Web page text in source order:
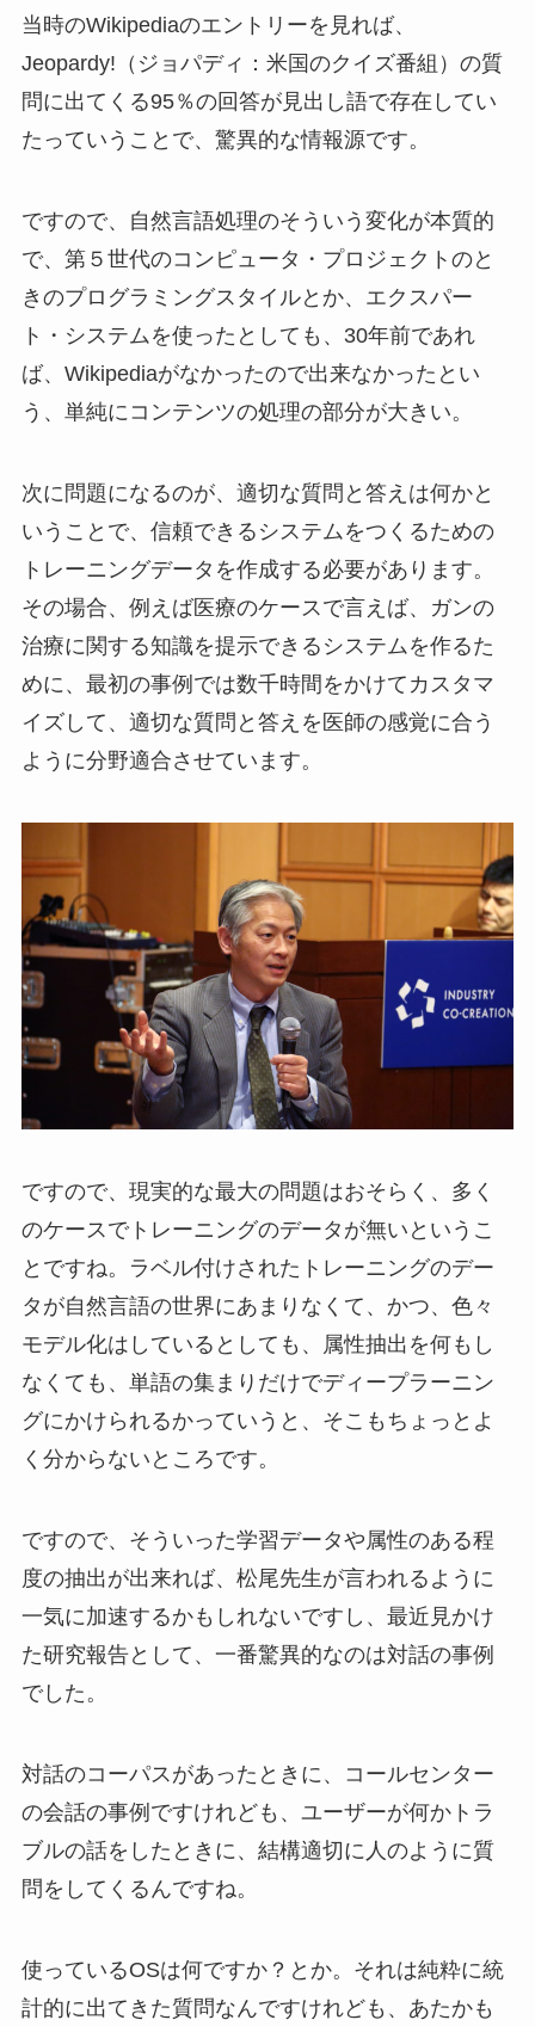
当時のWikipediaのエントリーを見れば、
Jeopardy!（ジョパディ：米国のクイズ番組）の質
問に出てくる95％の回答が見出し語で存在してい
たっていうことで、驚異的な情報源です。
ですので、自然言語処理のそういう変化が本質的
で、第５世代のコンピュータ・プロジェクトのと
きのプログラミングスタイルとか、エクスパー
ト・システムを使ったとしても、30年前であれ
ば、Wikipediaがなかったので出来なかったとい
う、単純にコンテンツの処理の部分が大きい。
次に問題になるのが、適切な質問と答えは何かと
いうことで、信頼できるシステムをつくるための
トレーニングデータを作成する必要があります。
その場合、例えば医療のケースで言えば、ガンの
治療に関する知識を提示できるシステムを作るた
めに、最初の事例では数千時間をかけてカスタマ
イズして、適切な質問と答えを医師の感覚に合う
ように分野適合させています。
ですので、現実的な最大の問題はおそらく、多く
のケースでトレーニングのデータが無いというこ
とですね。ラベル付けされたトレーニングのデー
タが自然言語の世界にあまりなくて、かつ、色々
モデル化はしているとしても、属性抽出を何もし
なくても、単語の集まりだけでディープラーニン
グにかけられるかっていうと、そこもちょっとよ
く分からないところです。
ですので、そういった学習データや属性のある程
度の抽出が出来れば、松尾先生が言われるように
一気に加速するかもしれないですし、最近見かけ
た研究報告として、一番驚異的なのは対話の事例
でした。
対話のコーパスがあったときに、コールセンター
の会話の事例ですけれども、ユーザーが何かトラ
ブルの話をしたときに、結構適切に人のように質
問をしてくるんですね。
使っているOSは何ですか？とか。それは純粋に統
計的に出てきた質問なんですけれども、あたかも